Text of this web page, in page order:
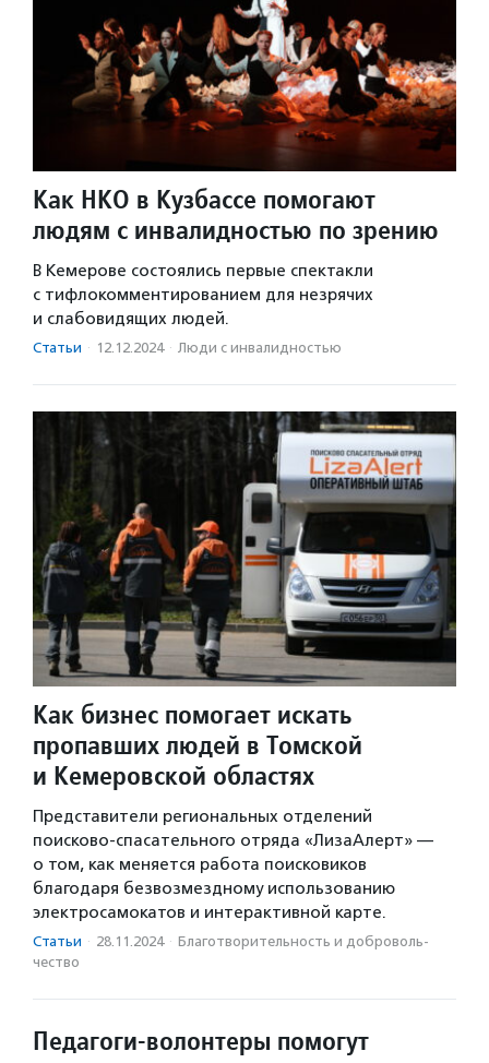
Как НКО в Кузбассе помогают
людям с инвалидностью по зрению
В Кемерове состоялись первые спектакли
с тифлокомментированием для незрячих
и слабовидящих людей.
Статьи · 12.12.2024 · Люди с инвалидностью
Как бизнес помогает искать
пропавших людей в Томской
и Кемеровской областях
Представители региональных отделений
поисково-спасательного отряда «ЛизаАлерт» —
о том, как меняется работа поисковиков
благодаря безвозмездному использованию
электросамокатов и интерактивной карте.
Статьи · 28.11.2024 · Благотвори­тель­ность и доброволь­
чест­во
Педагоги-волонтеры помогут